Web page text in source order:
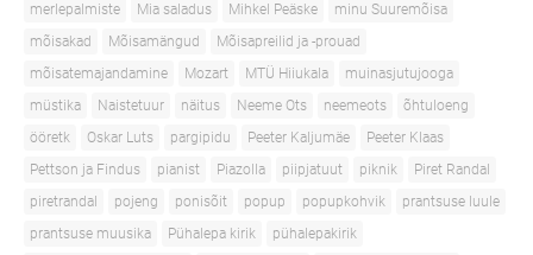
merlepalmiste
Mia saladus Mihkel Peäske
minu Suuremõisa
mõisakad
Mõisamängud
Mõisapreilid ja -prouad
mõisatemajandamine
Mozart MTÜ Hiiukala
muinasjutujooga
müstika
Naistetuur näitus Neeme Ots neemeots
õhtuloeng
ööretk
Oskar Luts pargipidu Peeter Kaljumäe
Peeter Klaas
Pettson ja Findus
pianist Piazolla piipjatuut piknik
Piret Randal
piretrandal
pojeng ponisõit popup popupkohvik
prantsuse luule
prantsuse muusika
Pühalepa kirik
pühalepakirik